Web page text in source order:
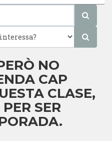
NO
CAP
CLASE,
SER